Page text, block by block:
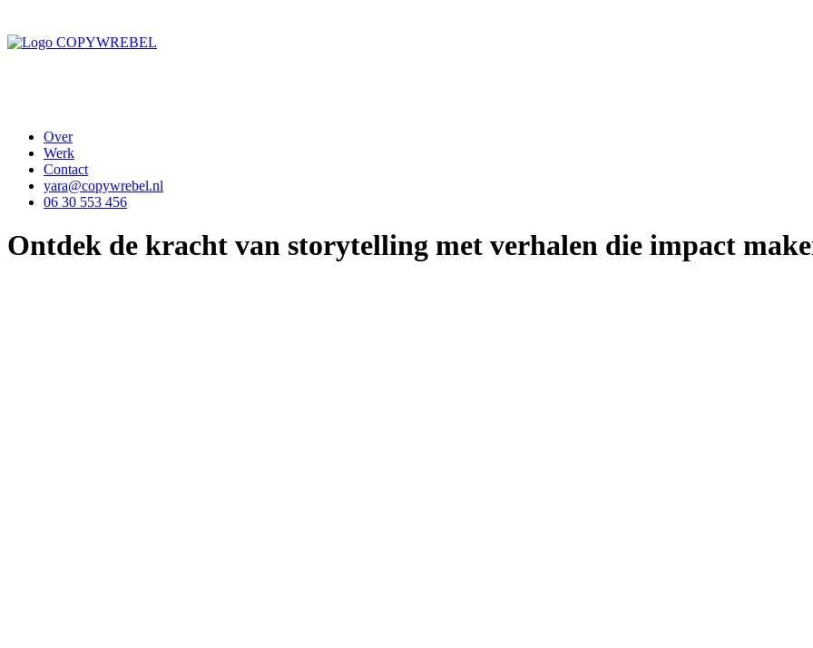
Over
Werk
Contact
yara@copywrebel.nl
06 30 553 456
Ontdek de kracht van storytelling met verhalen die impact make